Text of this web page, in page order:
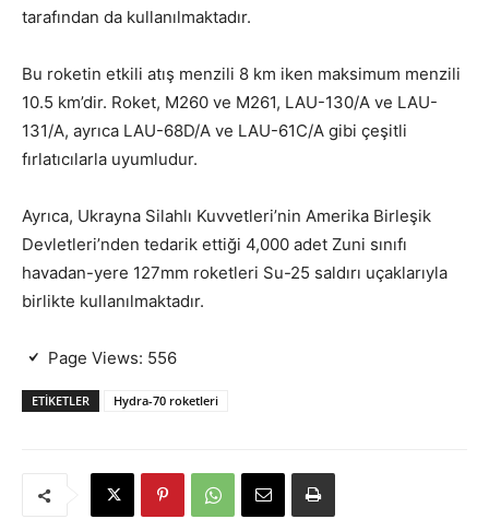
tarafından da kullanılmaktadır.
Bu roketin etkili atış menzili 8 km iken maksimum menzili
10.5 km’dir. Roket, M260 ve M261, LAU-130/A ve LAU-
131/A, ayrıca LAU-68D/A ve LAU-61C/A gibi çeşitli
fırlatıcılarla uyumludur.
Ayrıca, Ukrayna Silahlı Kuvvetleri’nin Amerika Birleşik
Devletleri’nden tedarik ettiği 4,000 adet Zuni sınıfı
havadan-yere 127mm roketleri Su-25 saldırı uçaklarıyla
birlikte kullanılmaktadır.
Page Views: 556
ETIKETLER Hydra-70 roketleri